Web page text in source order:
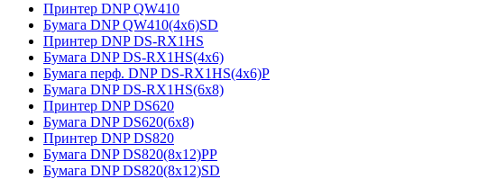
Принтер DNP QW410
Бумага DNP QW410(4x6)SD
Принтер DNP DS-RX1HS
Бумага DNP DS-RX1HS(4x6)
Бумага перф. DNP DS-RX1HS(4x6)P
Бумага DNP DS-RX1HS(6x8)
Принтер DNP DS620
Бумага DNP DS620(6x8)
Принтер DNP DS820
Бумага DNP DS820(8x12)PP
Бумага DNP DS820(8x12)SD